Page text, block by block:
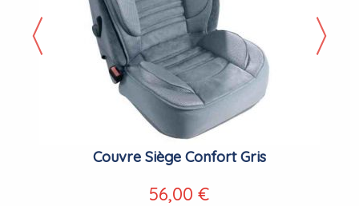
Couvre Siège Confort Gris
56,00 €